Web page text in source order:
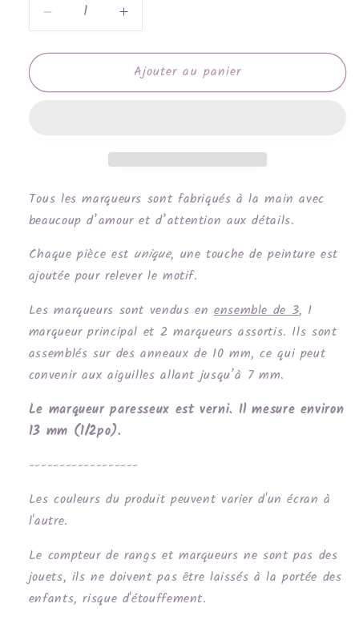
Réduire
la
quantité
Paresseux
Augmenter
la
quantité
de
Paresseux
Ajouter au panier
Tous les marqueurs sont fabriqués à la main avec
beaucoup d’amour et d’attention aux détails.
Chaque pièce estunique, une touche de peinture est
ajoutée pour relever le motif.
Les marqueurs sont vendus enensemble de 3, 1
marqueur principal et 2 marqueurs assortis. Ils sont
assemblés sur des anneaux de 10 mm, ce qui peut
convenir aux aiguilles allant jusqu’à 7 mm.
Le marqueur paresseux est verni. Il mesure environ
13 mm (1/2po).
------------------
Les couleurs du produit peuvent varier d'un écran à
l'autre.
Le compteur de rangs et marqueurs ne sont pas des
jouets, ils ne doivent pas être laissés à la portée des
enfants, risque d'étouffement.